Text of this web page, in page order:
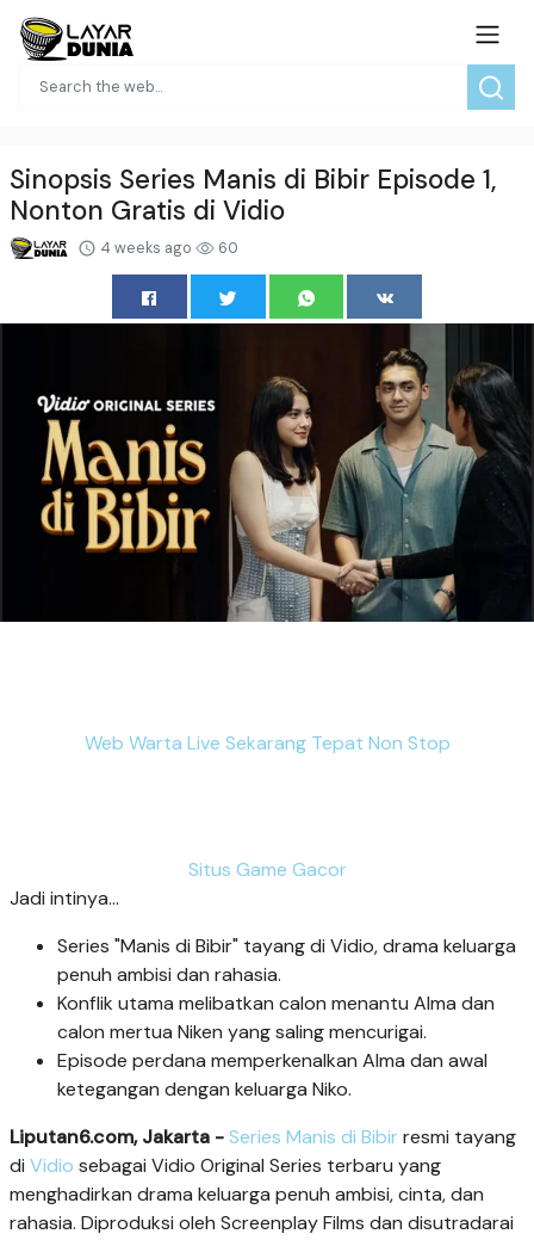
Sinopsis Series Manis di Bibir Episode 1,
Nonton Gratis di Vidio
4 weeks ago 60
Web Warta Live Sekarang Tepat Non Stop
Situs Game Gacor
Jadi intinya...
Series "Manis di Bibir" tayang di Vidio, drama keluarga
penuh ambisi dan rahasia.
Konflik utama melibatkan calon menantu Alma dan
calon mertua Niken yang saling mencurigai.
Episode perdana memperkenalkan Alma dan awal
ketegangan dengan keluarga Niko.
Liputan6.com, Jakarta -Series Manis di Bibirresmi tayang
di Vidio sebagai Vidio Original Series terbaru yang
menghadirkan drama keluarga penuh ambisi, cinta, dan
rahasia. Diproduksi oleh Screenplay Films dan disutradarai